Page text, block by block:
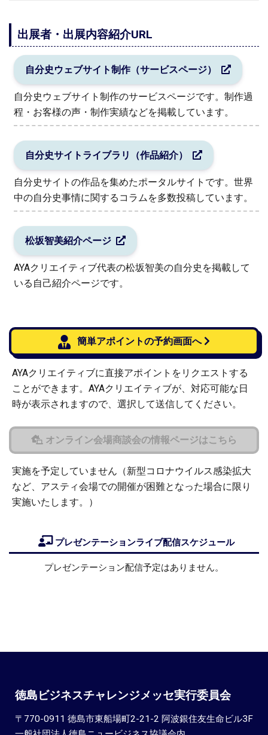
出展者・出展内容紹介URL
自分史ウェブサイト制作（サービスページ）
自分史ウェブサイト制作のサービスページです。制作過
程・お客様の声・制作実績などを掲載しています。
自分史サイトライブラリ（作品紹介）
自分史サイトの作品を集めたポータルサイトです。世界
中の自分史事情に関するコラムを多数投稿しています。
松坂智美紹介ページ
AYAクリエイティブ代表の松坂智美の自分史を掲載して
いる自己紹介ページです。
簡単アポイントの予約画面へ
AYAクリエイティブに直接アポイントをリクエストする
ことができます。AYAクリエイティブが、対応可能な日
時が表示されますので、選択して送信してください。
オンライン会場商談会の情報ページはこちら
実施を予定していません（新型コロナウイルス感染拡大
など、アスティ会場での開催が困難となった場合に限り
実施いたします。）
プレゼンテーションライブ配信スケジュール
プレゼンテーション配信予定はありません。
徳島ビジネスチャレンジメッセ実行委員会
〒770-0911 徳島市東船場町2-21-2 阿波銀住友生命ビル3F